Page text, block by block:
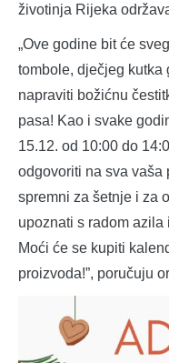
životinja Rijeka
„Ove godine bit će
tombole, dječjeg kutka
napraviti božićnu
pasa! Kao i svake
15.12. od 10:00 do
odgovoriti na sva vaša
spremni za šetnje i za
upoznati s radom azila
Moći će se kupiti
proizvoda!”, poručuju